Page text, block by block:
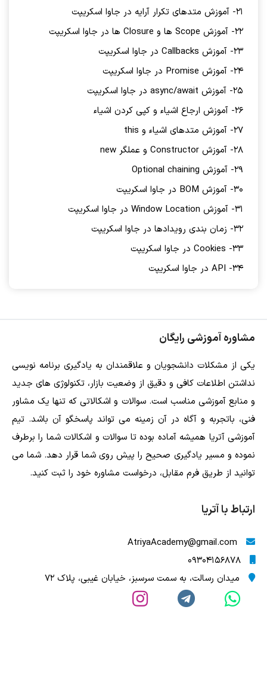
21- آموزش متدهای تکرار آرایه در جاوا اسکریپت
22- آموزش Scope ها و Closure ها در جاوا اسکریپت
23- آموزش Callbacks در جاوا اسکریپت
24- آموزش Promise در جاوا اسکریپت
25- آموزش async/await در جاوا اسکریپت
26- آموزش ارجاع اشیاء و کپی کردن اشیاء
27- آموزش متدهای اشیاء و this
28- آموزش Constructor و عملگر new
29- آموزش Optional chaining
30- آموزش BOM در جاوا اسکریپت
31- آموزش Window Location در جاوا اسکریپت
32- زمان بندی رویدادها در جاوا اسکریپت
33- Cookies در جاوا اسکریپت
34- API در جاوا اسکریپت
مشاوره آموزشی رایگان
یکی از مشکلات دانشجویان و علاقمندان به یادگیری برنامه نویسی
نداشتن اطلاعات کافی و دقیق از وضعیت بازار، تکنولوژی های جدید
و منابع آموزشی مناسب است. سوالات و اشکالاتی که تنها یک مشاور
فنی، باتجربه و آگاه در آن زمینه می تواند پاسخگو آن باشد. تیم
آموزشی آتریا همیشه آماده بوده تا سوالات و اشکالات شما را برطرف
نموده و مسیر یادگیری صحیح را پیش روی شما قرار دهد. شما می
توانید از طریق فرم مقابل، درخواست مشاوره خود را ثبت کنید.
ارتباط با آتریا
AtriyaAcademy@gmail.com
09304156878
میدان رسالت، به سمت سرسبز، خیابان غیبی، پلاک 72